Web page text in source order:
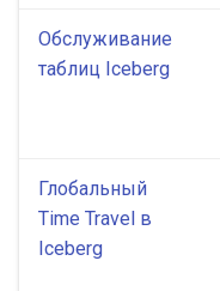
Обслуживание
таблиц Iceberg
Глобальный
Time Travel в
Iceberg